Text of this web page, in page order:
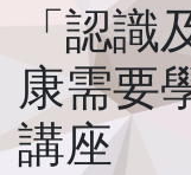
「認
康需要
講座